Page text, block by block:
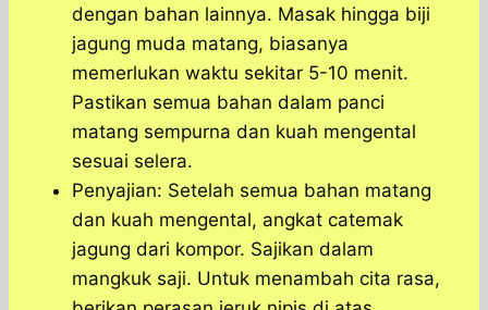
dengan bahan lainnya. Masak hingga biji
jagung muda matang, biasanya
memerlukan waktu sekitar 5-10 menit.
Pastikan semua bahan dalam panci
matang sempurna dan kuah mengental
sesuai selera.
Penyajian: Setelah semua bahan matang
dan kuah mengental, angkat catemak
jagung dari kompor. Sajikan dalam
mangkuk saji. Untuk menambah cita rasa,